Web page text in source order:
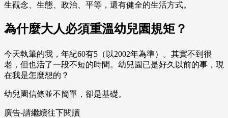
生觀念、生態、政治、平等，還有健全的生活方式。
為什麼大人必須重溫幼兒園規矩？
今天執筆的我，年紀60有5（以2002年為準）。其實不到很
老，但也活了一段不短的時間。幼兒園已是好久以前的事，現
在我是怎麼想的？
幼兒園信條並不簡單，卻是基礎。
廣告-請繼續往下閱讀